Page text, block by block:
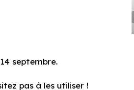
septembre.
pas à les utiliser !